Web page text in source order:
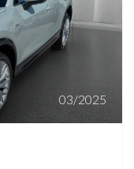
03/2025